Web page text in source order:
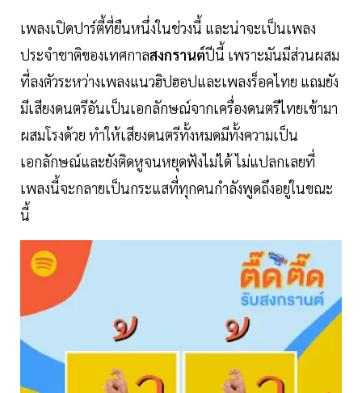
เพลงเปิดปาร์ตี้ที่ยืนหนึ่งในช่วงนี้ และน่าจะเป็นเพลง
ประจำชาติของเทศกาลสงกรานต์ปีนี้ เพราะมันมีส่วนผสม
ที่ลงตัวระหว่างเพลงแนวฮิปฮอปและเพลงร็อคไทย แถมยัง
มีเสียงดนตรีอันเป็นเอกลักษณ์จากเครื่องดนตรีไทยเข้ามา
ผสมโรงด้วย ทำให้เสียงดนตรีทั้งหมดมีทั้งความเป็น
เอกลักษณ์และยังติดหูจนหยุดฟังไม่ได้ ไม่แปลกเลยที่
เพลงนี้จะกลายเป็นกระแสที่ทุกคนกำลังพูดถึงอยู่ในขณะ
นี้